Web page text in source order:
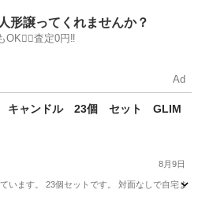
形譲ってくれませんか？
OK🙆‍♀️査定0円‼️
Ad
キャンドル 23個 セット GLIM
8月9日
います。 23個セットです。 対面なしで自宅ま